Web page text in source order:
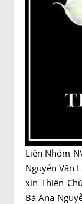
Liên Nhóm
Nguyễn Văn
xin Thiên
Bà Ana